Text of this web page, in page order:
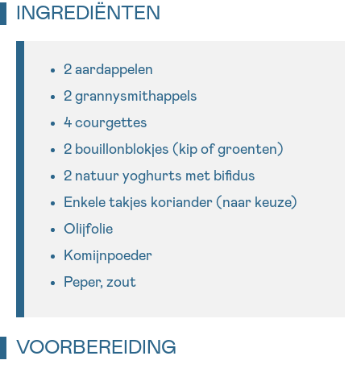
INGREDIËNTEN
2 aardappelen
2 grannysmithappels
4 courgettes
2 bouillonblokjes (kip of groenten)
2 natuur yoghurts met bifidus
Enkele takjes koriander (naar keuze)
Olijfolie
Komijnpoeder
Peper, zout
VOORBEREIDING